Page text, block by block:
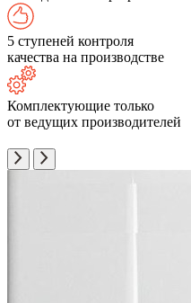
5 ступеней контроля
качества на производстве
Комплектующие только
от ведущих производителей